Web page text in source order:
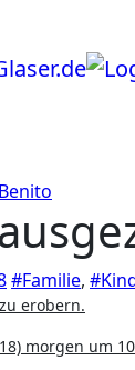
#Familie,
erobern.
morgen um